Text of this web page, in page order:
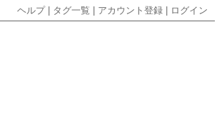
ヘルプ| タグ一覧 アカウント登録
ログイン